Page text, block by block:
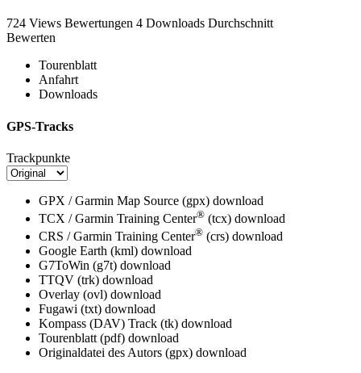
724 Views Bewertungen 4 Downloads Durchschnitt
Bewerten
Tourenblatt
Anfahrt
Downloads
GPS-Tracks
Trackpunkte
GPX / Garmin Map Source (gpx) download
TCX / Garmin Training Center® (tcx) download
CRS / Garmin Training Center® (crs) download
Google Earth (kml) download
G7ToWin (g7t) download
TTQV (trk) download
Overlay (ovl) download
Fugawi (txt) download
Kompass (DAV) Track (tk) download
Tourenblatt (pdf) download
Originaldatei des Autors (gpx) download